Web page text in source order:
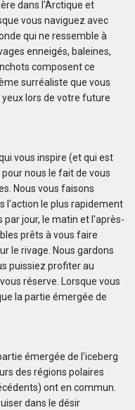
a place I had
with incredible
the background. We
old USA and British
very
coast of the
Bay and Peterman
explore and most
and afternoon. Back
More Whales
Cove and visited the
Ship. We also
Base on a rocky
Point and walked
Seals, what a
Island we went on
Swimming Club"
a great end to the
run a hurricane to
to Ushuaia and
Incredible trip
lectures on the Ship
a trip of a life time
recommend. Thank
leaders (circa
team.
dans l'Arctique et
vous naviguez avec
qui ne ressemble à
enneigés, baleines,
composent ce
surréaliste que vous
lors de votre future
vous inspire (et qui est
nous le fait de vous
Nous vous faisons
l'action le plus rapidement
jour, le matin et l'après-
prêts à vous faire
le rivage. Nous gardons
puissiez profiter au
réserve. Lorsque vous
la partie émergée de
émergée de l'iceberg
des régions polaires
ont en commun.
dans le désir